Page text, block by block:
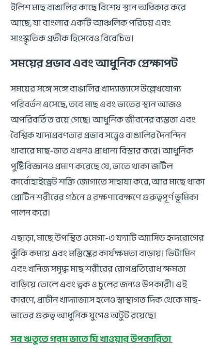
ইলিশ মাছ বাঙালির কাছে বিশেষ স্থান অধিকার করে
আছে, যা বাংলার একটি আঞ্চলিক পরিচয় এবং
সাংস্কৃতিক প্রতীক হিসেবেও বিবেচিত।
সময়ের প্রভাব এবং আধুনিক প্রেক্ষাপট
সময়ের সঙ্গে সঙ্গে বাঙালির খাদ্যাভ্যাসে উল্লেখযোগ্য
পরিবর্তন এসেছে, তবে মাছ এবং ভাতের স্থান আজও
অপরিবর্তিত রয়ে গেছে। আধুনিক জীবনের ব্যস্ততা এবং
বৈশ্বিক খাদ্যপ্রবণতার প্রভাব সত্ত্বেও বাঙালির দৈনন্দিন
খাবারে মাছ-ভাত এখনও প্রাধান্য বিস্তার করে। আধুনিক
পুষ্টিবিজ্ঞানও প্রমাণ করেছে যে, ভাতে থাকা জটিল
কার্বোহাইড্রেট শক্তি জোগাতে সাহায্য করে, আর মাছে থাকা
প্রোটিন শরীরের গঠনে ও রক্ষণাবেক্ষণে গুরুত্বপূর্ণ ভূমিকা
পালন করে।
এছাড়া, মাছে উপস্থিত ওমেগা-৩ ফ্যাটি অ্যাসিড হৃদরোগের
ঝুঁকি কমায় এবং মস্তিষ্কের কার্যক্ষমতা বাড়ায়। ভিটামিন
এবং খনিজ সমৃদ্ধ মাছ শরীরের রোগপ্রতিরোধ ক্ষমতা
বাড়িয়ে তোলে এবং ত্বক ও চুলের জন্যও উপকারী। এই
কারণে, প্রাচীন খাদ্যাভ্যাস হলেও স্বাস্থ্যগত দিক থেকে মাছ-
ভাতের গুরুত্ব আধুনিক যুগেও অটুট রয়েছে।
সব ঋতুতে গরম ভাতে ঘি খাওয়ার উপকারিতা